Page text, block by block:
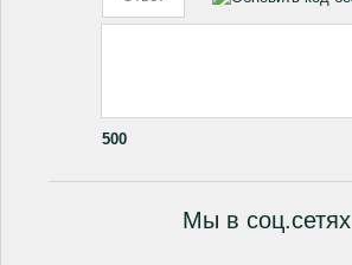
500
Мы в соц.сетях